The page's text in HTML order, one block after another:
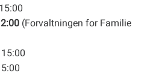
(Forvaltningen for Familie